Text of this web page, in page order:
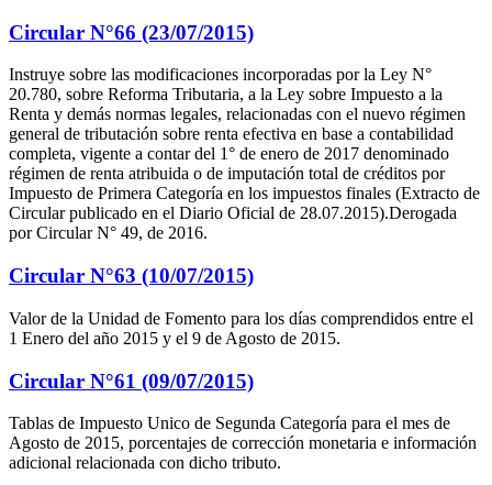
Circular N°66 (23/07/2015)
Instruye sobre las modificaciones incorporadas por la Ley N°
20.780, sobre Reforma Tributaria, a la Ley sobre Impuesto a la
Renta y demás normas legales, relacionadas con el nuevo régimen
general de tributación sobre renta efectiva en base a contabilidad
completa, vigente a contar del 1° de enero de 2017 denominado
régimen de renta atribuida o de imputación total de créditos por
Impuesto de Primera Categoría en los impuestos finales (Extracto de
Circular publicado en el Diario Oficial de 28.07.2015).Derogada
por Circular N° 49, de 2016.
Circular N°63 (10/07/2015)
Valor de la Unidad de Fomento para los días comprendidos entre el
1 Enero del año 2015 y el 9 de Agosto de 2015.
Circular N°61 (09/07/2015)
Tablas de Impuesto Unico de Segunda Categoría para el mes de
Agosto de 2015, porcentajes de corrección monetaria e información
adicional relacionada con dicho tributo.